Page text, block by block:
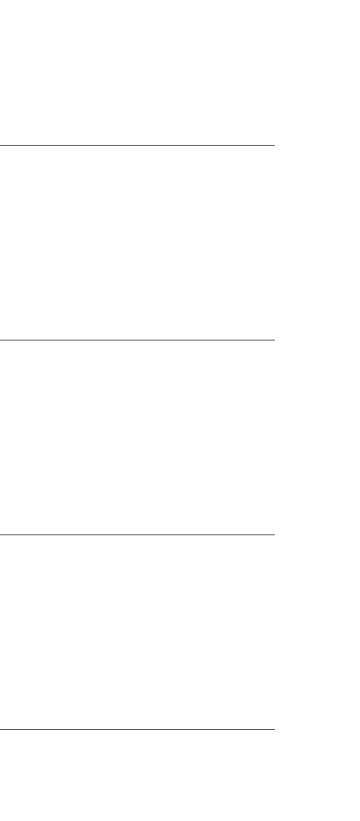
交通事情や天候の影響も考慮し、お
すようお願い申し上げます。
通りご案内申し上げます。
す。
。
通りご案内申し上げます。
日 現在）